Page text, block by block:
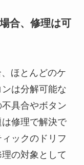
合、修理は可
ほとんどのケ
は分解可能な
具合やボタン
修理で解決で
ックのドリフ
の対象として